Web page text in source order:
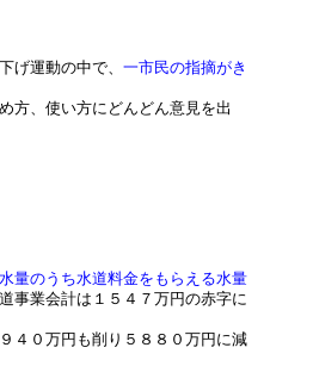
げ運動の中で、 一市民の指摘がき
方、使い方にどんどん意見を出
量のうち水道料金をもらえる水量
事業会計は１５４７万円の赤字に
４０万円も削り５８８０万円に減